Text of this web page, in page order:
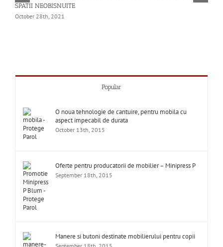
SPATII NEOBISNUITE
October 28th, 2021
Popular
O noua tehnologie de cantuire, pentru mobila cu
aspect impecabil de durata
October 13th, 2015
Oferte pentru producatorii de mobilier – Minipress P
September 18th, 2015
Manere si butoni destinate mobilierului pentru copii